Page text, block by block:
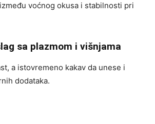
voćnog okusa i stabilnosti pri
sa plazmom i višnjama
a istovremeno kakav da unese i
dodataka.